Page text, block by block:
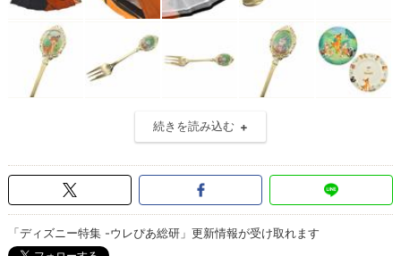
続きを読み込む
「ディズニー特集 -ウレぴあ総研」更新情報が受け取れます